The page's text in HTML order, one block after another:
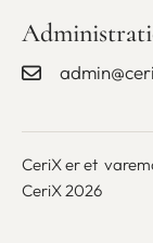
CeriX er et
CeriX 2026